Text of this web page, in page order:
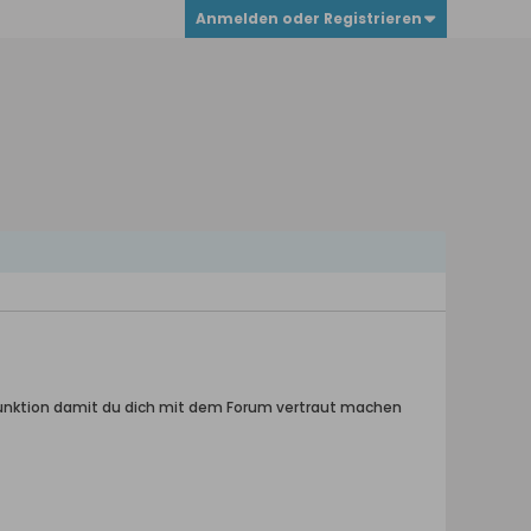
Anmelden oder Registrieren
damit du dich mit dem Forum vertraut machen